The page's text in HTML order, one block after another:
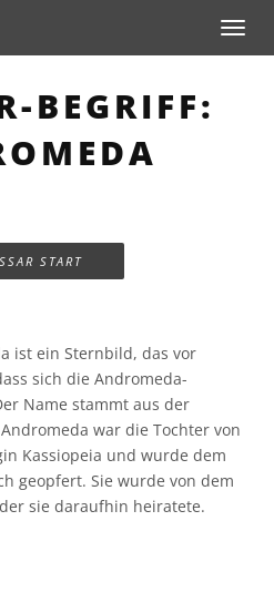
Toggle
BEGRIFF:
START
ist ein Sternbild, das vor
sich die Andromeda-
Name stammt aus der
war die Tochter von
Kassiopeia und wurde dem
geopfert. Sie wurde von dem
sie daraufhin heiratete.